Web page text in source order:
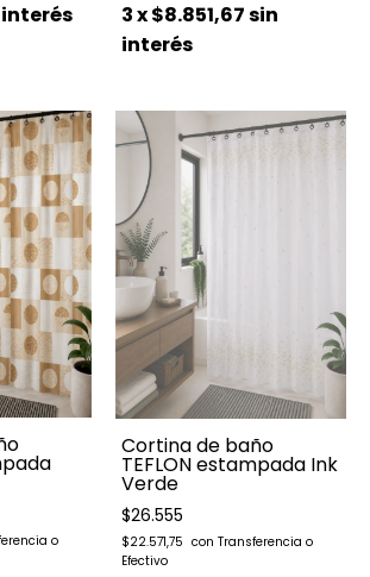
3x$8.851,67sin
interés
Cortina de baño
TEFLON estampada Ink
Verde
$26.555
$22.571,75